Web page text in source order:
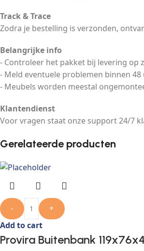
Track & Trace
Zodra je bestelling is verzonden,
Belangrijke info
- Controleer het pakket bij levering op
- Meld eventuele problemen binnen
- Meubels worden meestal
Klantendienst
Voor vragen staat onze support 24/7
Gerelateerde producten
-
+
Add to cart
Provira Buitenbank